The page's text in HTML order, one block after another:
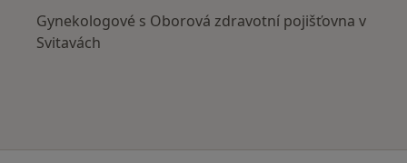
Gynekologové s Oborová zdravotní pojišťovna v
Svitavách